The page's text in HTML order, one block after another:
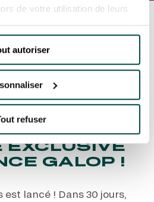
de votre utilisation de leurs
autoriser
refuser
les actualités
univers-
le Qatar Prix de l’Arc de
au plus près avec
de France Galop !
LE QATAR
L’ARC DE
: VIVEZ
AU
AVEC
EXCLUSIVE
GALOP !
lancé ! Dans 30 jours,